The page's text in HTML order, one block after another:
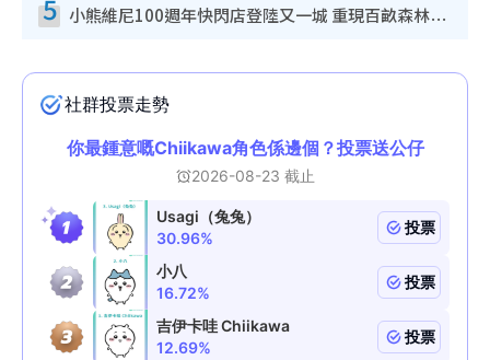
5 小熊維尼100週年快閃店登陸又一城 重現百畝森林經典場景／獨家限定盲盒登場／專屬DIY香水